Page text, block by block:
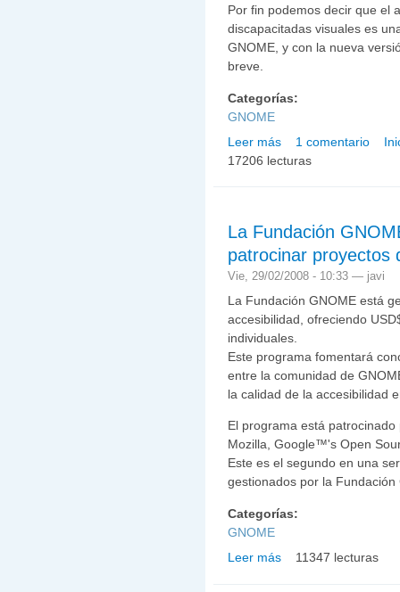
Por fin podemos decir que el
discapacitadas visuales es
GNOME, y con la nueva
breve.
Categorías:
GNOME
Leer más sobre Nueva versión
una realidad.
1 comentario
17206 lecturas
La Fundación
patrocinar proyectos
Vie, 29/02/2008 - 10:33 — javi
La Fundación GNOME está
accesibilidad, ofreciendo
individuales.
Este programa fomentará
entre la comunidad de
la calidad de la accesibilidad
El programa está
Mozilla, Google™'s Open
Este es el segundo en una
gestionados por la Fundación
Categorías:
GNOME
Leer más sobre La Fundación
11347 lecturas